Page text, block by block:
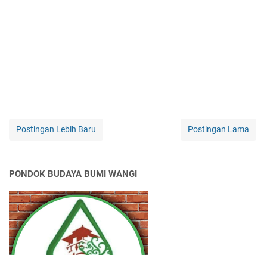
Postingan Lebih Baru Postingan Lama
PONDOK BUDAYA BUMI WANGI